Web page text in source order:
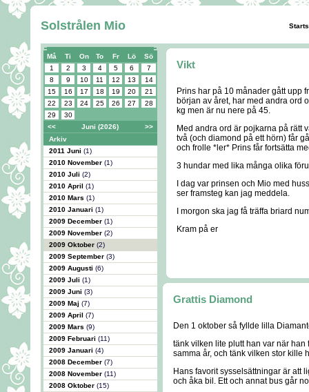
Solstrålen Mio
Må Ti On To Fr Lö
Sö
1
2 3 4 5 6
7
8
9 10 11 12 13
14
15
16 17 18 19 20
21
22
23 24 25 26 27
28
29
30
<<
Juni (2026)
>>
Arkiv
2011 Juni (1)
2010 November (1)
2010 Juli (2)
2010 April (1)
2010 Mars (1)
2010 Januari (1)
2009 December (1)
2009 November (2)
2009 Oktober (2)
2009 September (3)
2009 Augusti (6)
2009 Juli (1)
2009 Juni (3)
2009 Maj (7)
2009 April (7)
2009 Mars (9)
2009 Februari (11)
2009 Januari (4)
2008 December (7)
2008 November (11)
2008 Oktober (15)
Vikt
Prins har på 10 månader gått upp
början av året, har med andra ord
kg men är nu nere på 45.
Med andra ord är pojkarna på rätt
två (och diamond på ett hörn) får
och frolle *ler* Prins får fortsätta
3 hundar med lika många olika
I dag var prinsen och Mio med
ser framsteg kan jag meddela.
I morgon ska jag få träffa briard
Kram på er
Grattis Diamond
Den 1 oktober så fyllde lilla
tänk vilken lite plutt han var när
samma år, och tänk vilken stor kille
Hans favorit sysselsättningar är att
och åka bil. Ett och annat bus går